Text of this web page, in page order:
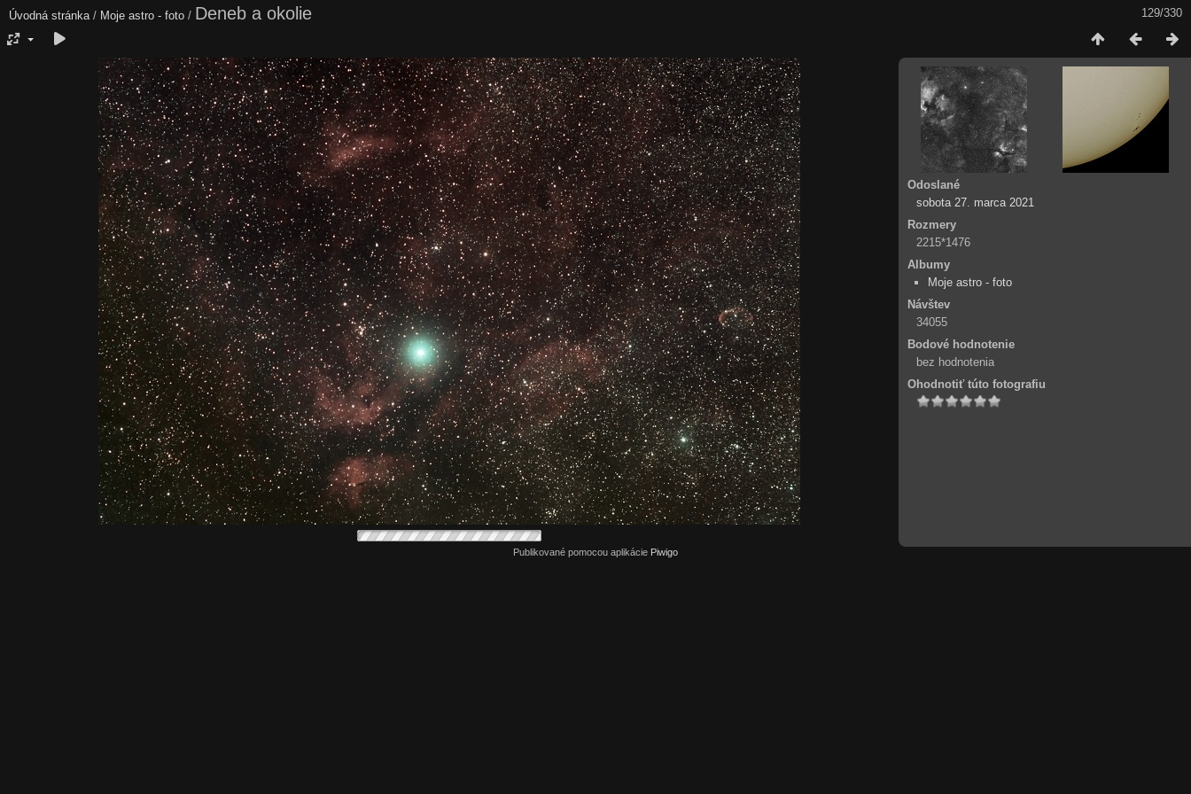
129/330
Úvodná stránka/ Moje astro - foto / Deneb a okolie
Odoslané
sobota 27. marca 2021
Rozmery
2215*1476
Albumy
Moje astro - foto
Návštev
34055
Bodové hodnotenie
bez hodnotenia
Ohodnotiť túto fotografiu
Publikované pomocou aplikácie Piwigo